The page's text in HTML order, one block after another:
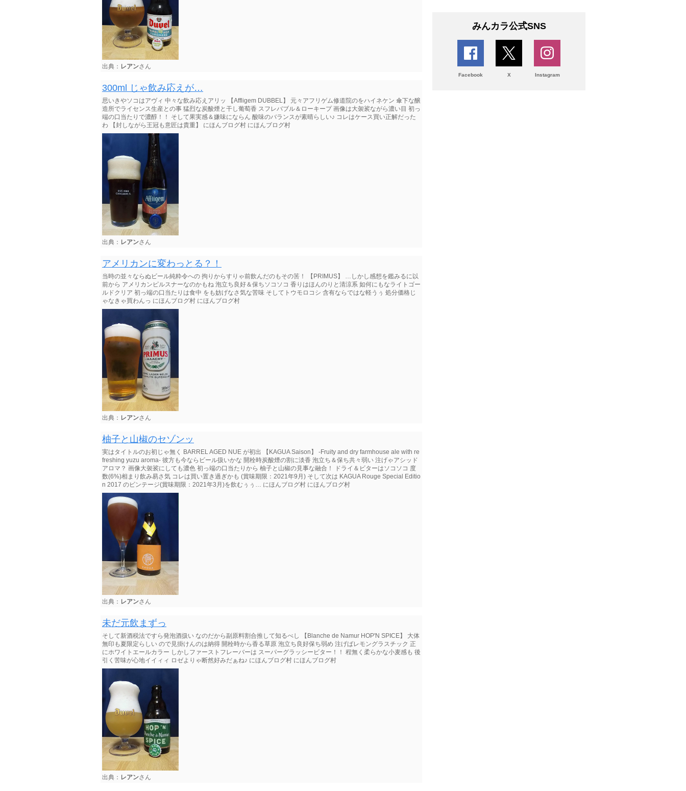
出典： レアンさん
300ml じゃ飲み応えが…
思いきやソコはアヴィ 中々な飲み応えアリッ 【Affligem DUBBEL】 元々アフリゲム修道院のをハイネケン 傘下な醸
造所でライセンス生産との事 猛烈な炭酸煙と干し葡萄香 スフレバブル＆ローキープ 画像は大袈裟ながら濃い目 初っ
端の口当たりで濃醇！！ そして果実感＆嫌味にならん 酸味のバランスが素晴らしい♪ コレはケース買い正解だった
わ 【封しながら王冠も意匠は貴重】 にほんブログ村 にほんブログ村
出典： レアンさん
アメリカンに変わっとる？！
当時の並々ならぬビール純粋令への 拘りからすりゃ前飲んだのもその筈！ 【PRIMUS】 …しかし感想を鑑みるに以
前から アメリカンピルスナーなのかもね 泡立ち良好＆保ちソコソコ 香りはほんのりと清涼系 如何にもなライトゴー
ルドクリア 初っ端の口当たりは食中 をも妨げなさ気な苦味 そしてトウモロコシ 含有ならではな軽うぅ 処分価格じ
ゃなきゃ買わんっ にほんブログ村 にほんブログ村
出典： レアンさん
柚子と山椒のセゾンッ
実はタイトルのお初じゃ無く BARREL AGED NUE が初出 【KAGUA Saison】 -Fruity and dry farmhouse ale with re
freshing yuzu aroma- 彼方も今ならビール扱いかな 開栓時炭酸煙の割に淡香 泡立ち＆保ち共々弱い 注げゃアシッド
アロマ？ 画像大袈裟にしても濃色 初っ端の口当たりから 柚子と山椒の見事な融合！ ドライ＆ビターはソコソコ 度
数(6%)相まり飲み易さ気 コレは買い置き過ぎかも (賞味期限：2021年9月) そして次は KAGUA Rouge Special Editio
n 2017 のビンテージ(賞味期限：2021年3月)を飲むぅぅ… にほんブログ村 にほんブログ村
出典： レアンさん
未だ元飲まずっ
そして新酒税法ですら発泡酒扱い なのだから副原料割合推して知るべし 【Blanche de Namur HOP'N SPICE】 大体
無印も夏限定らしい ので見掛けんのは納得 開栓時から香る草原 泡立ち良好保ち弱め 注げばレモングラスチック 正
にホワイトエールカラー しかしファーストフレーバーは スーパーグラッシービター！！ 程無く柔らかな小麦感も 後
引く苦味が心地イイィィ ロゼよりゃ断然好みだぁね♪ にほんブログ村 にほんブログ村
出典： レアンさん
みんカラ公式SNS
Facebook X Instagram